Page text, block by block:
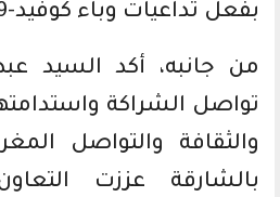
بفعل تداعيات وباء كوفيد-19.
من جانبه، أكد السيد
تواصل الشراكة
والثقافة والتواصل
بالشارقة عززت